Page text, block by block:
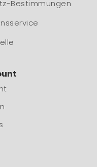
Bestimmungen